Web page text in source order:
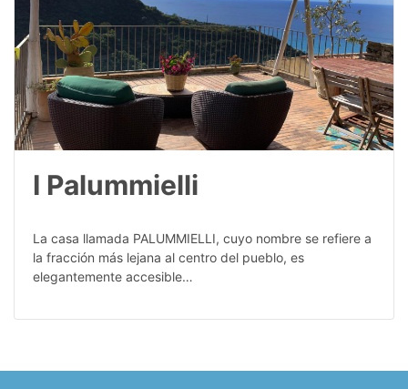
I Palummielli
La casa llamada PALUMMIELLI, cuyo nombre se refiere a
la fracción más lejana al centro del pueblo, es
elegantemente accesible…